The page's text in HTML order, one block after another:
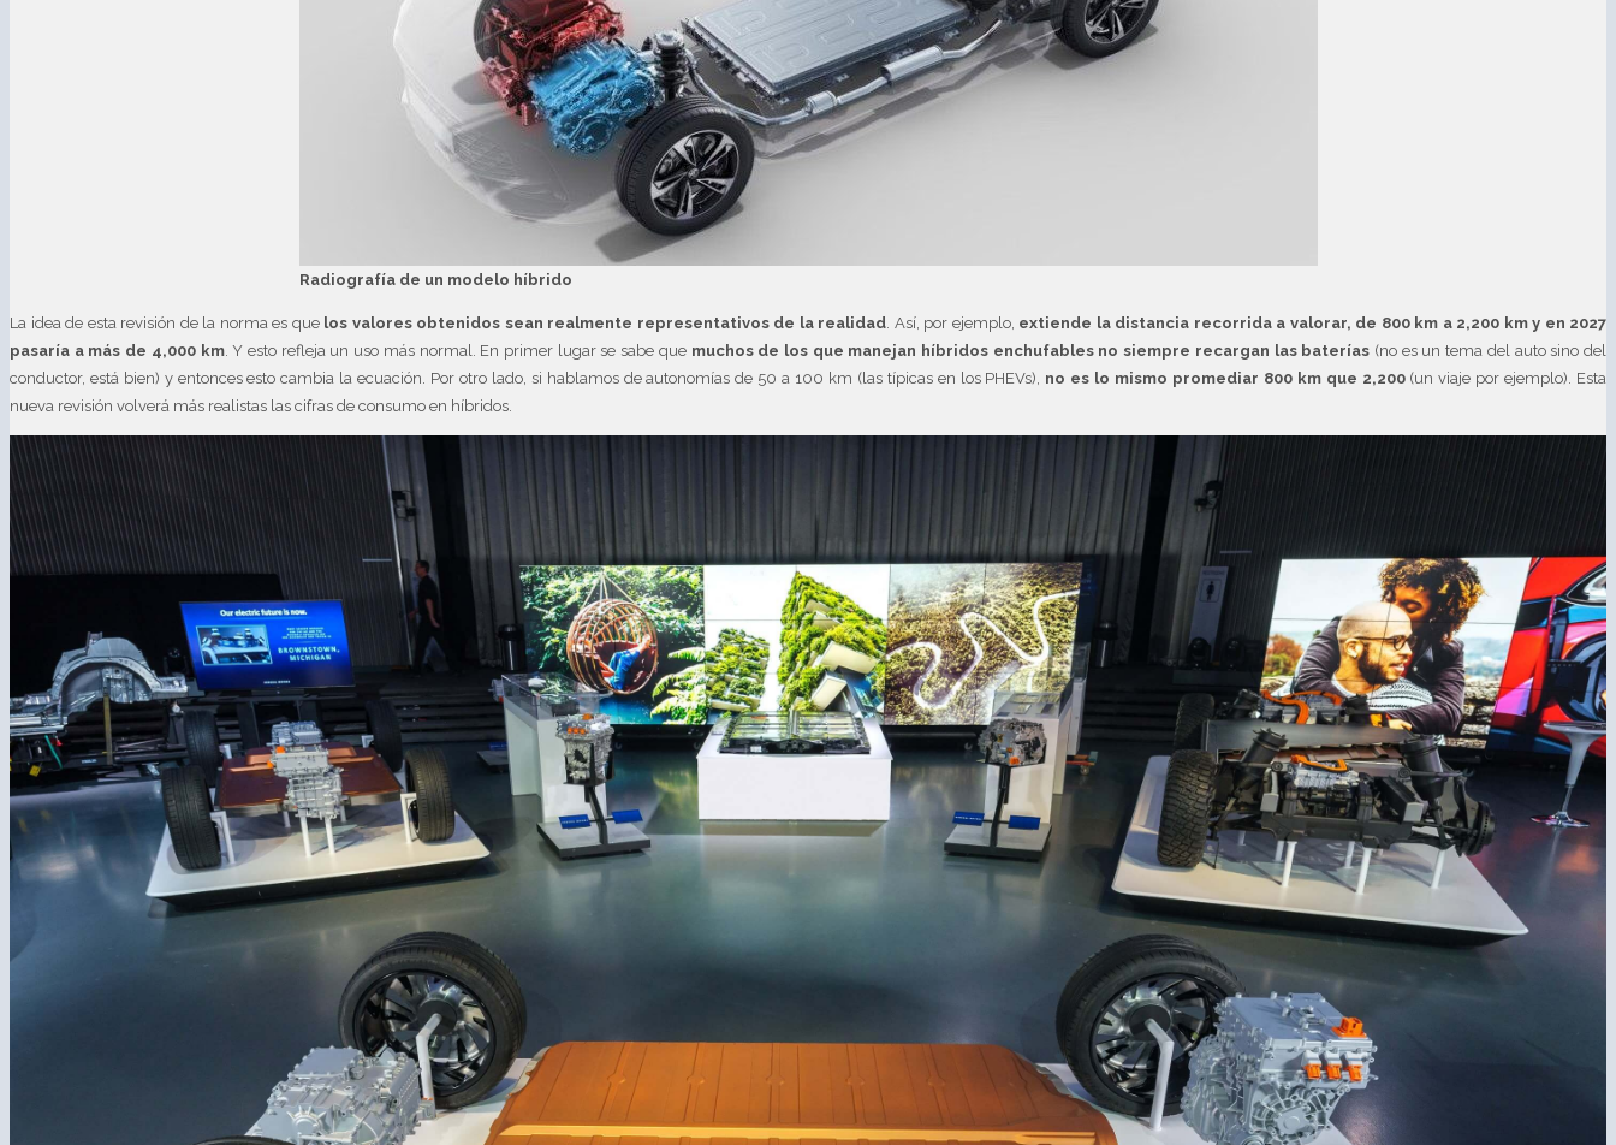
Radiografía de un modelo híbrido
La idea de esta revisión de la norma es quelos valores obtenidos sean realmente representativos de la realidad . Así, por ejemplo, extiende la distancia recorrida a valorar, de 800 km a 2,200 km y en 2027
pasaría a más de 4,000 km. Y esto refleja un uso más normal. En primer lugar se sabe que muchos de los que manejan híbridos enchufables no siempre recargan las baterías (no es un tema del auto sino del
conductor, está bien) y entonces esto cambia la ecuación. Por otro lado, si hablamos de autonomías de 50 a 100 km (las típicas en los PHEVs), no es lo mismo promediar 800 km que 2,200(un viaje por ejemplo). Esta
nueva revisión volverá más realistas las cifras de consumo en híbridos.